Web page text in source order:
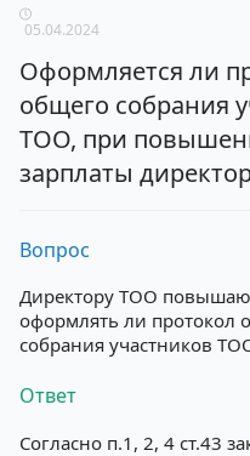
05.04.2024
Оформляется ли
общего собрания
ТОО, при
зарплаты
Вопрос
Директору ТОО
оформлять ли протокол
собрания участников
Ответ
Согласно п.1, 2, 4 ст.43